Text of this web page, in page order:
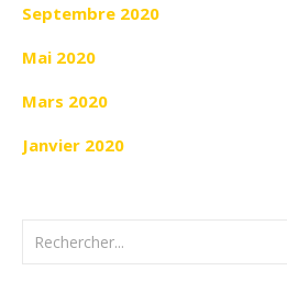
Septembre 2020
Mai 2020
Mars 2020
Janvier 2020